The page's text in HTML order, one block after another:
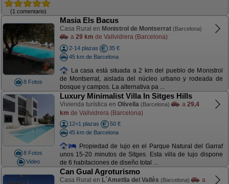
(1 comentario)
8 Fotos
Masia Els Bacus
Casa Rural en Monistrol de Montserrat (Barcelona)
a 29 km de Vallvidrera (Barcelona)
2-14 plazas
35 €
45 km de Barcelona
La casa está situada a 2 km del pueblo de Monistrol
de Montserrat, aislada del núcleo urbano y rodeada de
bosque y campos. La alternativa pa ...
8 Fotos
Video
Luxury Minimalist Villa In Sitges Hills
Vivienda turística en Olivella (Barcelona) a 29,4
km de Vallvidrera (Barcelona)
12+1 plazas
50 €
45 km de Barcelona
Propiedad de lujo en el Parque Natural del Garraf
unos 15-20 minutos de Sitges. Esta villa de lujo dispone
de 6 habitaciones de diseño total ...
Can Gual Agroturismo
Casa Rural en L´Ametlla del Vallès (Barcelona)
a